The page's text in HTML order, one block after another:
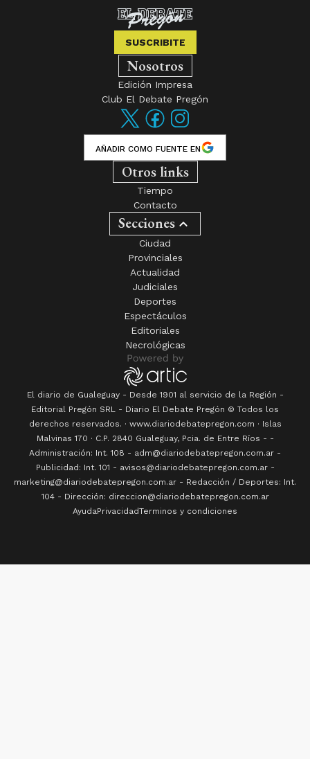
SUSCRIBITE
Nosotros
Edición Impresa
Club El Debate Pregón
AÑADIR COMO FUENTE EN
Otros links
Tiempo
Contacto
Secciones
Ciudad
Provinciales
Actualidad
Judiciales
Deportes
Espectáculos
Editoriales
Necrológicas
El diario de Gualeguay - Desde 1901 al servicio de la Región -
Editorial Pregón SRL - Diario El Debate Pregón © Todos los
derechos reservados. · www.diariodebatepregon.com · Islas
Malvinas 170 · C.P. 2840 Gualeguay, Pcia. de Entre Ríos - -
Administración: Int. 108 - adm@diariodebatepregon.com.ar -
Publicidad: Int. 101 - avisos@diariodebatepregon.com.ar -
marketing@diariodebatepregon.com.ar - Redacción / Deportes: Int.
104 - Dirección: direccion@diariodebatepregon.com.ar
AyudaPrivacidadTerminos y condiciones